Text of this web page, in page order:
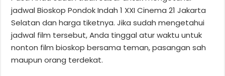
jadwal Bioskop Pondok Indah 1 XXI Cinema 21 Jakarta
Selatan dan harga tiketnya. Jika sudah mengetahui
jadwal film tersebut, Anda tinggal atur waktu untuk
nonton film bioskop bersama teman, pasangan sah
maupun orang terdekat.